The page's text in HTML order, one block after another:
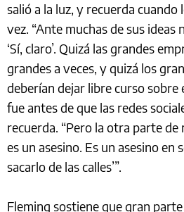
salió a la luz, y recuerda
vez. “Ante muchas de sus ideas
‘Sí, claro’. Quizá las grandes
grandes a veces, y quizá los
deberían dejar libre curso sobre
fue antes de que las redes
recuerda. “Pero la otra parte de
es un asesino. Es un asesino en
sacarlo de las calles’”.
Fleming sostiene que gran